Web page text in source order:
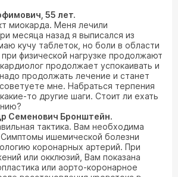
55 лет.
миокарда. Меня лечили
месяца назад я выписался из
кучу таблеток, но боли в области
физической нагрузке продолжают
продолжает успокаивать и
продолжать лечение и станет
мне. Набраться терпения
то другие шаги. Стоит ли ехать
Семенович Бронштейн.
тактика. Вам необходима
ишемической болезни
коронарных артерий. При
или окклюзий, Вам показана
или аорто-коронарное